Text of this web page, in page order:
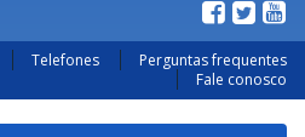
Telefones
Perguntas frequentes
Fale conosco